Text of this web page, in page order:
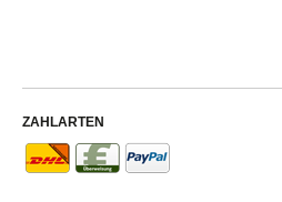
ZAHLARTEN